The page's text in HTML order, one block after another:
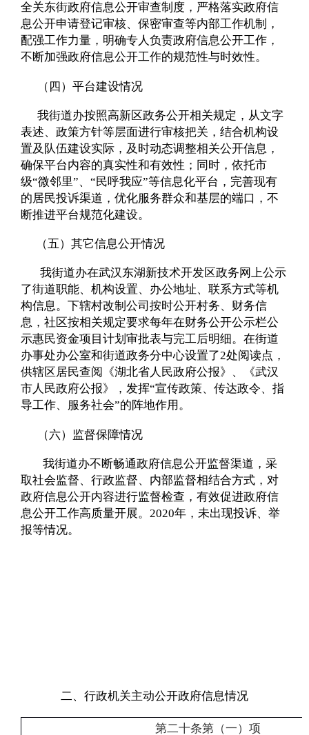
全关东街政府信息公开审查制度，严格落实政府信
息公开申请登记审核、保密审查等内部工作机制，
配强工作力量，明确专人负责政府信息公开工作，
不断加强政府信息公开工作的规范性与时效性。
（四）平台建设情况
我街道办按照高新区政务公开相关规定，从文字
表述、政策方针等层面进行审核把关，结合机构设
置及队伍建设实际，及时动态调整相关公开信息，
确保平台内容的真实性和有效性；同时，依托市
级“微邻里”、“民呼我应”等信息化平台，完善现有
的居民投诉渠道，优化服务群众和基层的端口，不
断推进平台规范化建设。
（五）其它信息公开情况
我街道办在武汉东湖新技术开发区政务网上公示
了街道职能、机构设置、办公地址、联系方式等机
构信息。下辖村改制公司按时公开村务、财务信
息，社区按相关规定要求每年在财务公开公示栏公
示惠民资金项目计划审批表与完工后明细。在街道
办事处办公室和街道政务分中心设置了2处阅读点，
供辖区居民查阅《湖北省人民政府公报》、《武汉
市人民政府公报》，发挥“宣传政策、传达政令、指
导工作、服务社会”的阵地作用。
（六）监督保障情况
我街道办不断畅通政府信息公开监督渠道，采
取社会监督、行政监督、内部监督相结合方式，对
政府信息公开内容进行监督检查，有效促进政府信
息公开工作高质量开展。 2020年，未出现投诉、举
报等情况。
二、行政机关主动公开政府信息情况
第二十条第（一）项